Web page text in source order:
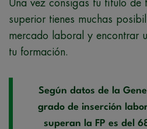
Una vez consigas tu título de
superior tienes muchas
mercado laboral y encontrar
tu formación.
Según datos de la
grado de inserción
superan la FP es del